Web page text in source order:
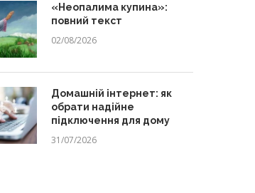
«Неопалима купина»:
повний текст
02/08/2026
Домашній інтернет: як
обрати надійне
підключення для дому
31/07/2026